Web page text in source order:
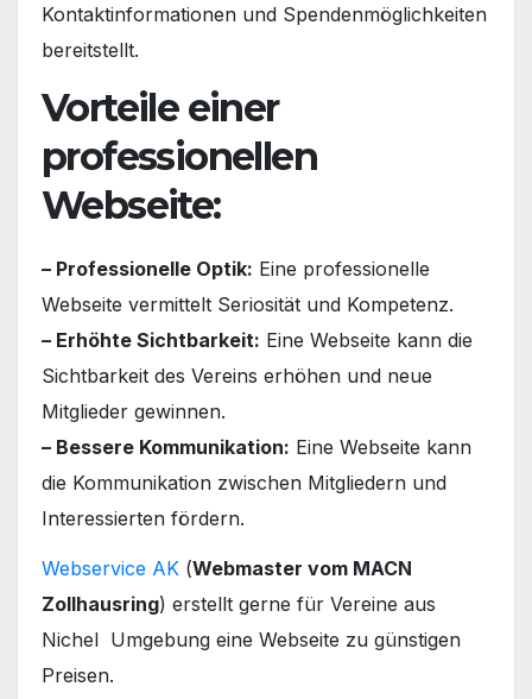
Kontaktinformationen und Spendenmöglichkeiten
bereitstellt.
Vorteile einer
professionellen
Webseite:
– Professionelle Optik: Eine professionelle
Webseite vermittelt Seriosität und Kompetenz.
– Erhöhte Sichtbarkeit: Eine Webseite kann die
Sichtbarkeit des Vereins erhöhen und neue
Mitglieder gewinnen.
– Bessere Kommunikation: Eine Webseite kann
die Kommunikation zwischen Mitgliedern und
Interessierten fördern.
Webservice AK (Webmaster vom MACN
Zollhausring) erstellt gerne für Vereine aus
Nichel Umgebung eine Webseite zu günstigen
Preisen.